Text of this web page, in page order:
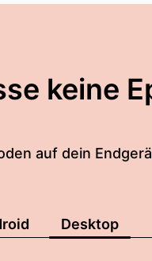
keine
auf dein
Desktop